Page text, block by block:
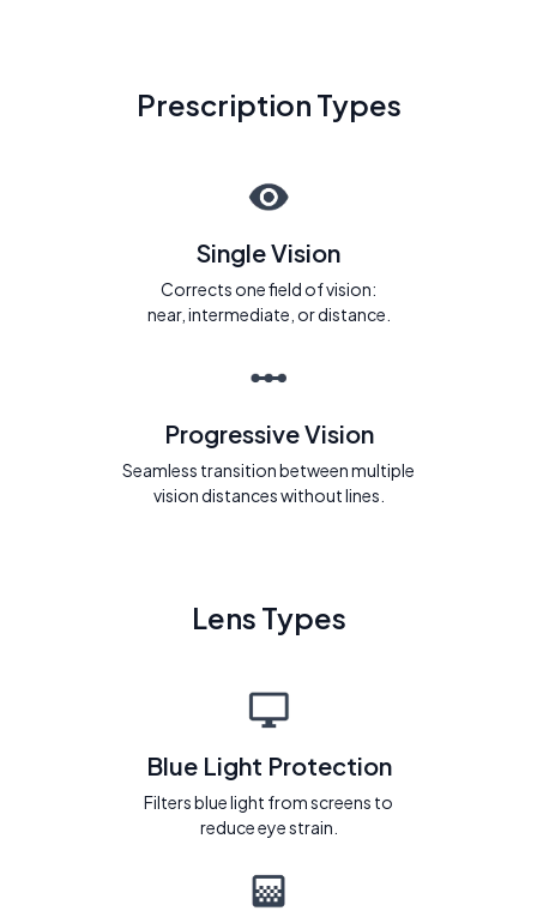
Prescription Types
Single Vision
Corrects one field of vision:
near, intermediate, or distance.
Progressive Vision
Seamless transition between multiple
vision distances without lines.
Lens Types
Blue Light Protection
Filters blue light from screens to
reduce eye strain.